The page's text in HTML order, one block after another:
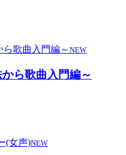
NEW
ら歌曲入門編～
NEW